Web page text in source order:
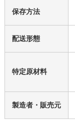
保存方法
配送形態
特定原材料
製造者・販売元